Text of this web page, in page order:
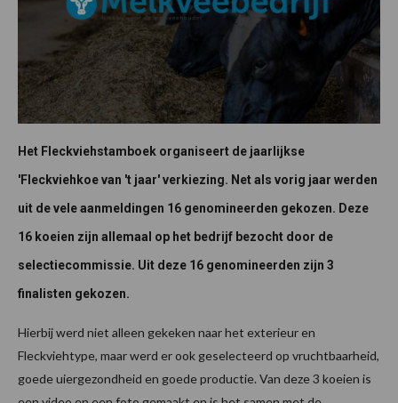
Het Fleckviehstamboek organiseert de jaarlijkse
'Fleckviehkoe van 't jaar' verkiezing. Net als vorig jaar werden
uit de vele aanmeldingen 16 genomineerden gekozen. Deze
16 koeien zijn allemaal op het bedrijf bezocht door de
selectiecommissie. Uit deze 16 genomineerden zijn 3
finalisten gekozen.
Hierbij werd niet alleen gekeken naar het exterieur en
Fleckviehtype, maar werd er ook geselecteerd op vruchtbaarheid,
goede uiergezondheid en goede productie. Van deze 3 koeien is